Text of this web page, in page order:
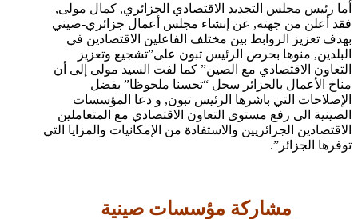
أما رئيس مجلس التجديد الاقتصادي الجزائري, كمال مولى,
فقد أعلن من جهته, عن إنشاء مجلس أعمال جزائري-صيني
بهدف تعزيز الروابط بين مختلف الفاعلين الاقتصادين في
البلدين, منوها بحرص الرئيس تبون على”تشجيع وتعزيز
التعاون الاقتصادي مع الصين” كما لفت السيد مولى إلى أن
مناخ الأعمال بالجزائر سجل “تحسنا ملحوظا” بفضل
الإصلاحات التي باشرها الرئيس تبون, و دعا المؤسسات
الصينية الى رفع مستوى التعاون الاقتصادي مع المتعاملين
الاقتصادين الجزائريين والاستفادة من الإمكانيات والمزايا التي
توفرها الجزائر”.
مشاركة مؤسسات صينية